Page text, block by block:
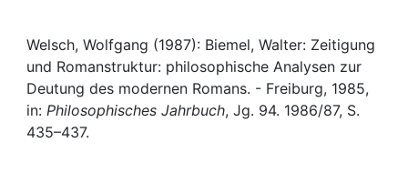
My FIS
Help
Welsch, Wolfgang (1987): Biemel, Walter: Zeitigung
und Romanstruktur: philosophische Analysen zur
Deutung des modernen Romans. - Freiburg, 1985,
in: Philosophisches Jahrbuch, Jg. 94. 1986/87, S.
435–437.